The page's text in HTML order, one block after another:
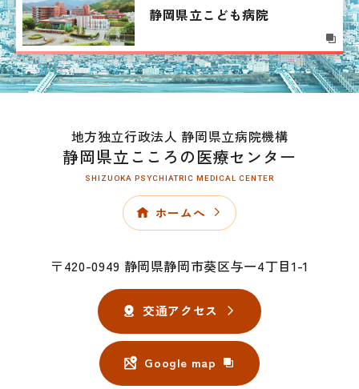
静岡県立こども病院
地方独立行政法人 静岡県立病院機構
静岡県立こころの医療センター
SHIZUOKA PSYCHIATRIC MEDICAL CENTER
ホームへ
〒420-0949 静岡県静岡市葵区与一4丁目1-1
交通アクセス
Google map